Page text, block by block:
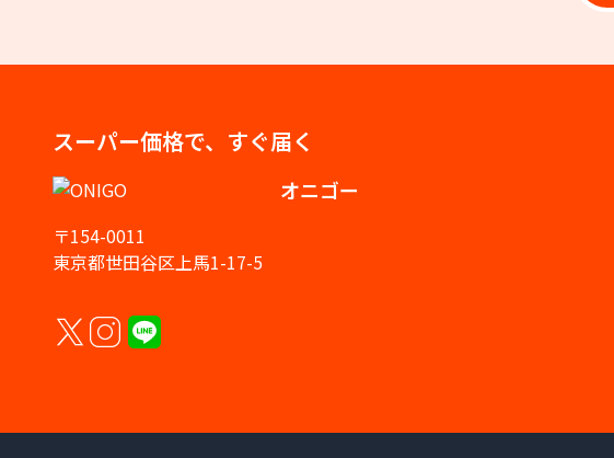
スーパー価格で、すぐ届く
オニゴー
〒154-0011
東京都世田谷区上馬1-17-5